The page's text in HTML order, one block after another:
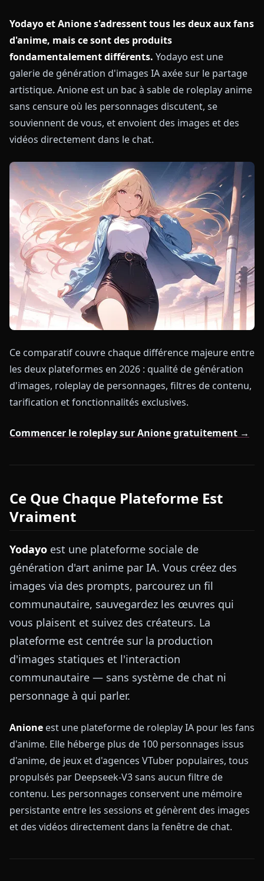
Yodayo et Anione s'adressent tous les deux aux fans
d'anime, mais ce sont des produits
fondamentalement différents. Yodayo est une
galerie de génération d'images IA axée sur le partage
artistique. Anione est un bac à sable de roleplay anime
sans censure où les personnages discutent, se
souviennent de vous, et envoient des images et des
vidéos directement dans le chat.
Ce comparatif couvre chaque différence majeure entre
les deux plateformes en 2026 : qualité de génération
d'images, roleplay de personnages, filtres de contenu,
tarification et fonctionnalités exclusives.
Commencer le roleplay sur Anione gratuitement →
Ce Que Chaque Plateforme Est
Vraiment
Yodayo est une plateforme sociale de
génération d'art anime par IA. Vous créez des
images via des prompts, parcourez un fil
communautaire, sauvegardez les œuvres qui
vous plaisent et suivez des créateurs. La
plateforme est centrée sur la production
d'images statiques et l'interaction
communautaire — sans système de chat ni
personnage à qui parler.
Anione est une plateforme de roleplay IA pour les fans
d'anime. Elle héberge plus de 100 personnages issus
d'anime, de jeux et d'agences VTuber populaires, tous
propulsés par Deepseek-V3 sans aucun filtre de
contenu. Les personnages conservent une mémoire
persistante entre les sessions et génèrent des images
et des vidéos directement dans la fenêtre de chat.